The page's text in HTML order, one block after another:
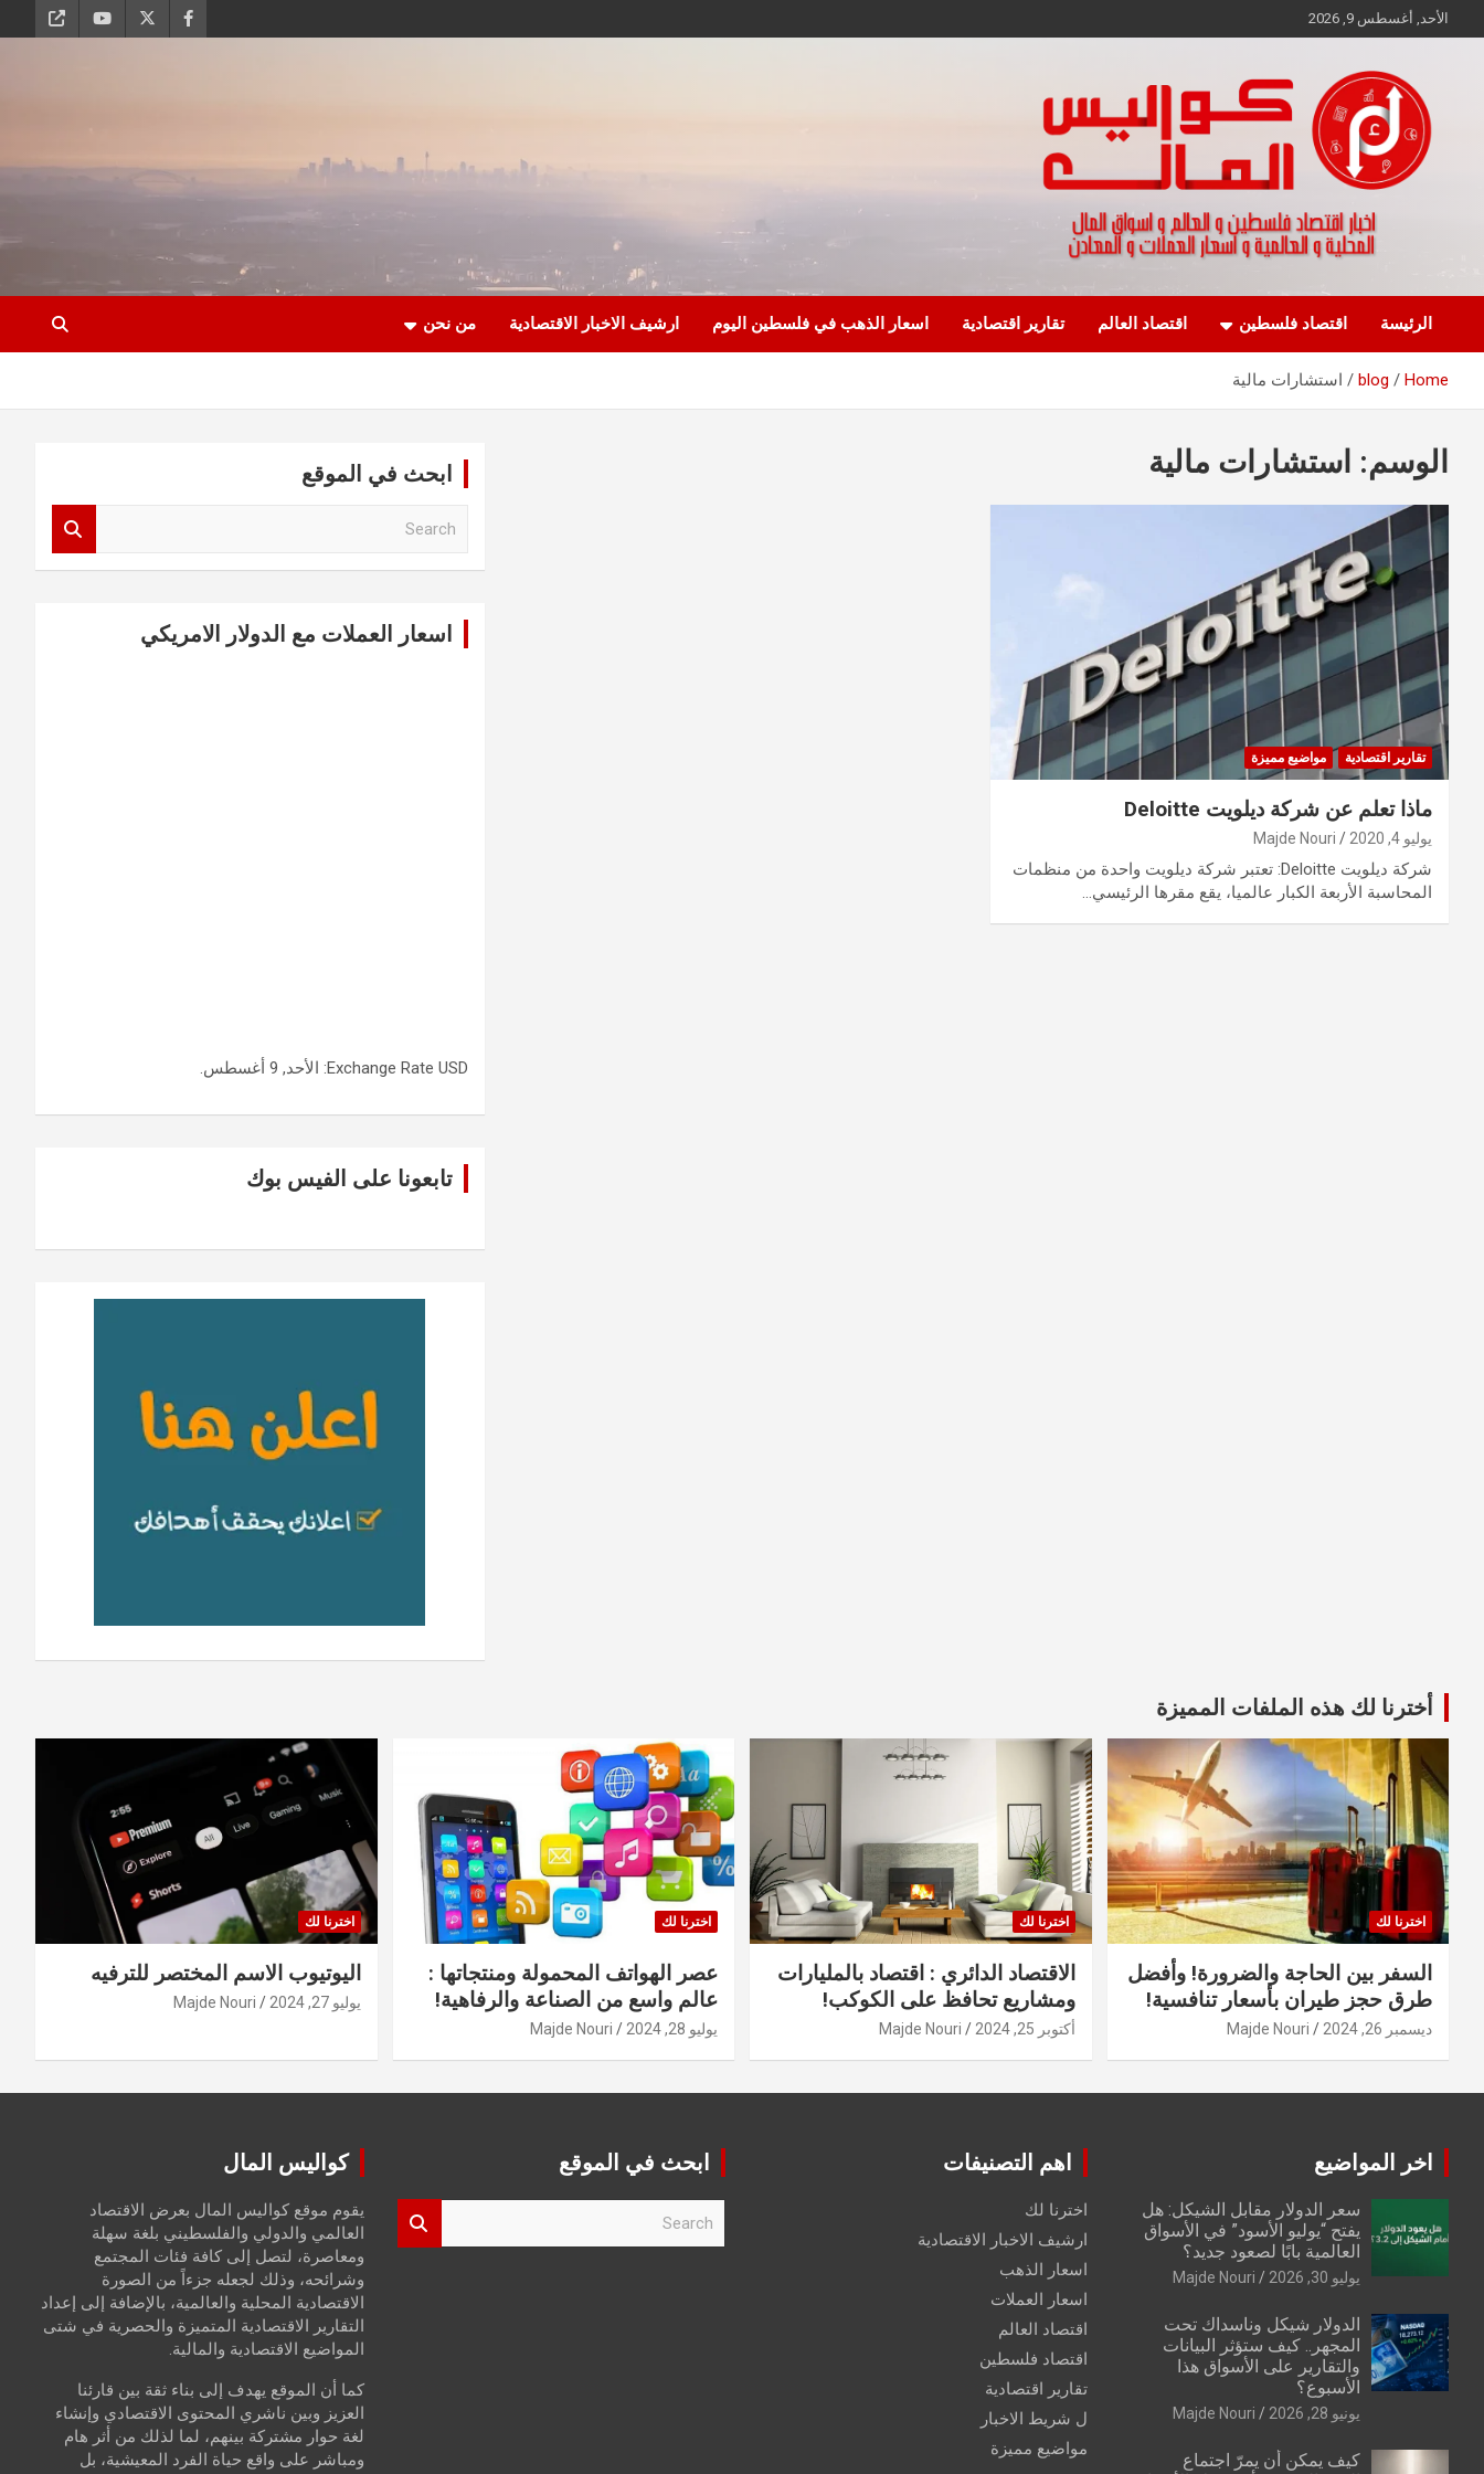
to
الأحد, أغسطس 9, 2026
كواليس المال
الرئيسة اقتصاد فلسطين اقتصاد العالم تقارير اقتصادية اسعار الذهب في فلسطين اليوم ارشيف الاخبار الاقتصادية من نحن
Home
blog استشارات مالية
الوسم: استشارات مالية
تقارير اقتصادية مواضيع مميزة
ماذا تعلم عن شركة ديلويت Deloitte
يوليو 4, 2020 Majde Nouri
شركة ديلويت Deloitte: تعتبر شركة ديلويت واحدة من منظمات
المحاسبة الأربعة الكبار عالميا، يقع مقرها الرئيسي…
ابحث في الموقع
اسعار العملات مع الدولار الامريكي
Exchange Rate USD : الأحد, 9 أغسطس.
تابعونا على الفيس بوك
أخترنا لك هذه الملفات المميزة
اخترنا لك
السفر بين الحاجة والضرورة! وأفضل
طرق حجز طيران بأسعار تنافسية!
ديسمبر 26, 2024 Majde Nouri
اخترنا لك
الاقتصاد الدائري : اقتصاد بالمليارات
ومشاريع تحافظ على الكوكب!
أكتوبر 25, 2024 Majde Nouri
اخترنا لك
عصر الهواتف المحمولة ومنتجاتها :
عالم واسع من الصناعة والرفاهية!
يوليو 28, 2024 Majde Nouri
اخترنا لك
اليوتيوب الاسم المختصر للترفيه
يوليو 27, 2024 Majde Nouri
اخر المواضيع
سعر الدولار مقابل الشيكل: هل
يفتح “يوليو الأسود” في الأسواق
العالمية بابًا لصعود جديد؟
يوليو 30, 2026 Majde Nouri
الدولار شيكل وناسداك تحت
المجهر.. كيف ستؤثر البيانات
والتقارير على الأسواق هذا
الأسبوع؟
يونيو 28, 2026 Majde Nouri
كيف يمكن أن يمرّ اجتماع
اهم التصنيفات
اخترنا لك
ارشيف الاخبار الاقتصادية
اسعار الذهب
اسعار العملات
اقتصاد العالم
اقتصاد فلسطين
تقارير اقتصادية
ل شريط الاخبار
مواضيع مميزة
ابحث في الموقع كواليس المال
يقوم موقع كواليس المال بعرض الاقتصاد
العالمي والدولي والفلسطيني بلغة سهلة
ومعاصرة، لتصل إلى كافة فئات المجتمع
وشرائحه، وذلك لجعله جزءاً من الصورة
الاقتصادية المحلية والعالمية، بالإضافة إلى إعداد
التقارير الاقتصادية المتميزة والحصرية في شتى
المواضيع الاقتصادية والمالية.
كما أن الموقع يهدف إلى بناء ثقة بين قارئنا
العزيز وبين ناشري المحتوى الاقتصادي وإنشاء
لغة حوار مشتركة بينهم، لما لذلك من أثر هام
ومباشر على واقع حياة الفرد المعيشية، بل